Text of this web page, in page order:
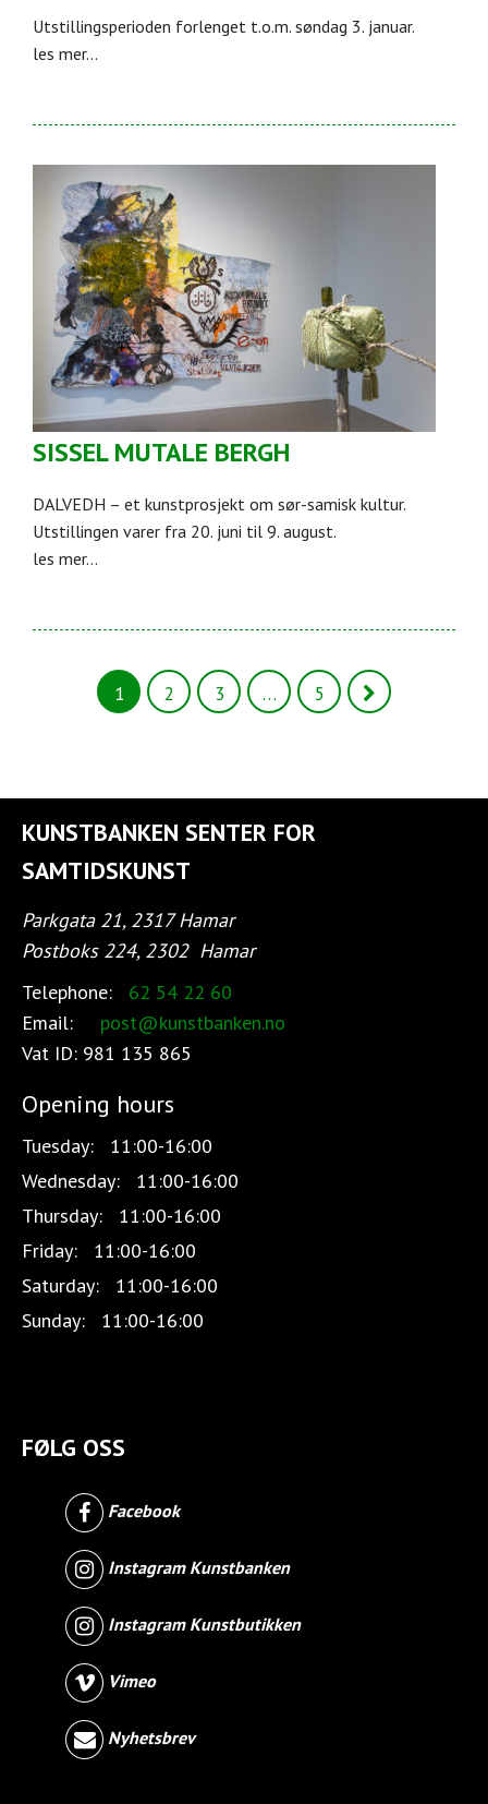
Utstillingsperioden forlenget t.o.m. søndag 3. januar.
les mer...
SISSEL MUTALE BERGH
DALVEDH – et kunstprosjekt om sør-samisk kultur.
Utstillingen varer fra 20. juni til 9. august.
les mer...
1 2 3 … 5
KUNSTBANKEN SENTER FOR
SAMTIDSKUNST
Parkgata 21, 2317 Hamar
Postboks 224, 2302 Hamar
Telephone:
62 54 22 60
Email:
post@kunstbanken.no
Vat ID: 981 135 865
Opening hours
Tuesday:
11:00-16:00
Wednesday:
11:00-16:00
Thursday:
11:00-16:00
Friday:
11:00-16:00
Saturday:
11:00-16:00
Sunday:
11:00-16:00
FØLG OSS
Facebook
Instagram Kunstbanken
Instagram Kunstbutikken
Vimeo
Nyhetsbrev